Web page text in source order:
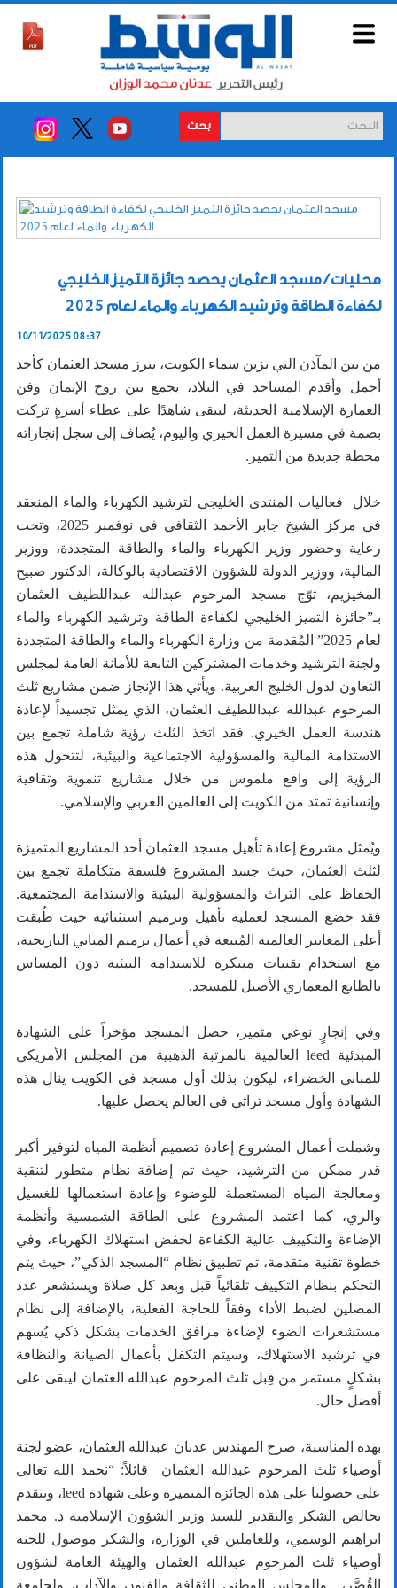
بحث
محليات / مسجد العثمان يحصد جائزة التميز الخليجي
لكفاءة الطاقة وترشيد الكهرباء والماء لعام 2025
10/11/2025 08:37
من بين المآذن التي تزين سماء الكويت، يبرز مسجد العثمان كأحد
أجمل وأقدم المساجد في البلاد، يجمع بين روح الإيمان وفن
العمارة الإسلامية الحديثة، ليبقى شاهدًا على عطاء أسرةٍ تركت
بصمة في مسيرة العمل الخيري واليوم، يُضاف إلى سجل إنجازاته
محطة جديدة من التميز.
خلال فعاليات المنتدى الخليجي لترشيد الكهرباء والماء المنعقد
في مركز الشيخ جابر الأحمد الثقافي في نوفمبر 2025، وتحت
رعاية وحضور وزير الكهرباء والماء والطاقة المتجددة، ووزير
المالية، ووزير الدولة للشؤون الاقتصادية بالوكالة، الدكتور صبيح
المخيزيم، توّج مسجد المرحوم عبدالله عبداللطيف العثمان
بـ”جائزة التميز الخليجي لكفاءة الطاقة وترشيد الكهرباء والماء
لعام 2025” المُقدمة من وزارة الكهرباء والماء والطاقة المتجددة
ولجنة الترشيد وخدمات المشتركين التابعة للأمانة العامة لمجلس
التعاون لدول الخليج العربية. ويأتي هذا الإنجاز ضمن مشاريع ثلث
المرحوم عبدالله عبداللطيف العثمان، الذي يمثل تجسيداً لإعادة
هندسة العمل الخيري. فقد اتخذ الثلث رؤية شاملة تجمع بين
الاستدامة المالية والمسؤولية الاجتماعية والبيئية، لتتحول هذه
الرؤية إلى واقع ملموس من خلال مشاريع تنموية وثقافية
وإنسانية تمتد من الكويت إلى العالمين العربي والإسلامي.
ويُمثل مشروع إعادة تأهيل مسجد العثمان أحد المشاريع المتميزة
لثلث العثمان، حيث جسد المشروع فلسفة متكاملة تجمع بين
الحفاظ على التراث والمسؤولية البيئية والاستدامة المجتمعية.
فقد خضع المسجد لعملية تأهيل وترميم استثنائية حيث طُبقت
أعلى المعايير العالمية المُتبعة في أعمال ترميم المباني التاريخية،
مع استخدام تقنيات مبتكرة للاستدامة البيئية دون المساس
بالطابع المعماري الأصيل للمسجد.
وفي إنجازٍ نوعي متميز، حصل المسجد مؤخراً على الشهادة
المبدئية leed العالمية بالمرتبة الذهبية من المجلس الأمريكي
للمباني الخضراء، ليكون بذلك أول مسجد في الكويت ينال هذه
الشهادة وأول مسجد تراثي في العالم يحصل عليها.
وشملت أعمال المشروع إعادة تصميم أنظمة المياه لتوفير أكبر
قدر ممكن من الترشيد، حيث تم إضافة نظام متطور لتنقية
ومعالجة المياه المستعملة للوضوء وإعادة استعمالها للغسيل
والري، كما اعتمد المشروع على الطاقة الشمسية وأنظمة
الإضاءة والتكييف عالية الكفاءة لخفض استهلاك الكهرباء، وفي
خطوة تقنية متقدمة، تم تطبيق نظام “المسجد الذكي”، حيث يتم
التحكم بنظام التكييف تلقائياً قبل وبعد كل صلاة ويستشعر عدد
المصلين لضبط الأداء وفقاً للحاجة الفعلية، بالإضافة إلى نظام
مستشعرات الضوء لإضاءة مرافق الخدمات بشكل ذكي يُسهم
في ترشيد الاستهلاك، وسيتم التكفل بأعمال الصيانة والنظافة
بشكلٍ مستمر من قِبل ثلث المرحوم عبدالله العثمان ليبقى على
أفضل حال.
بهذه المناسبة، صرح المهندس عدنان عبدالله العثمان، عضو لجنة
أوصياء ثلث المرحوم عبدالله العثمان قائلاً: “نحمد الله تعالى
على حصولنا على هذه الجائزة المتميزة وعلى شهادة leed، ونتقدم
بخالص الشكر والتقدير للسيد وزير الشؤون الإسلامية د. محمد
ابراهيم الوسمي، وللعاملين في الوزارة، والشكر موصول للجنة
أوصياء ثلث المرحوم عبدالله العثمان والهيئة العامة لشؤون
القُصَّر، وللمجلس الوطني للثقافة والفنون والآداب، ولجامعة